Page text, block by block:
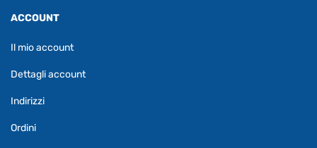
ACCOUNT
Il mio account
Dettagli account
Indirizzi
Ordini